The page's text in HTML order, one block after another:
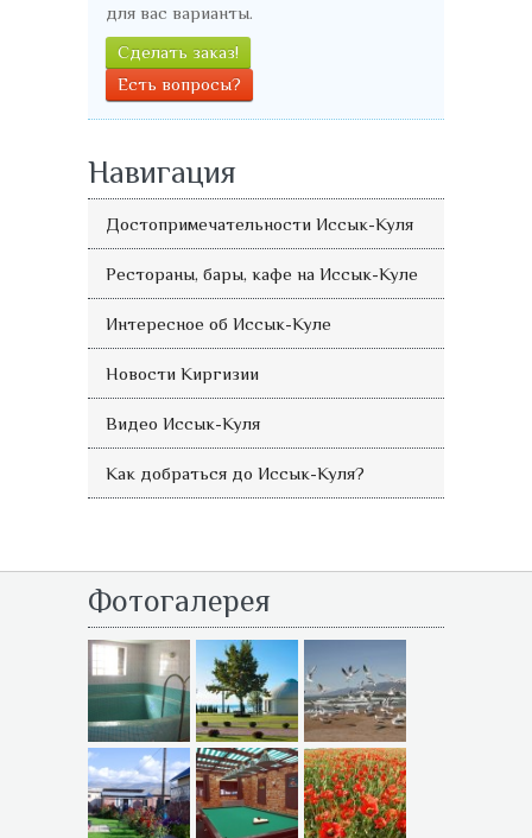
для вас варианты.
Сделать заказ!
Есть вопросы?
Навигация
Достопримечательности Иссык-Куля
Рестораны, бары, кафе на Иссык-Куле
Интересное об Иссык-Куле
Новости Киргизии
Видео Иссык-Куля
Как добраться до Иссык-Куля?
Фотогалерея